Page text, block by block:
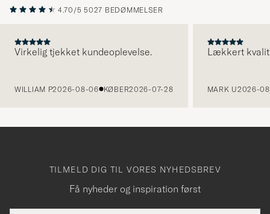
4.70/5 5027 BEDØMMELSER
Virkelig tjekket kundeoplevelse.
WILLIAM P2026-08-06 KØBER2026-07-28
Lækkert
MARK U2026-
TILMELD DIG TIL VORES NYHEDSBREV
Få nyheder og inspiration først